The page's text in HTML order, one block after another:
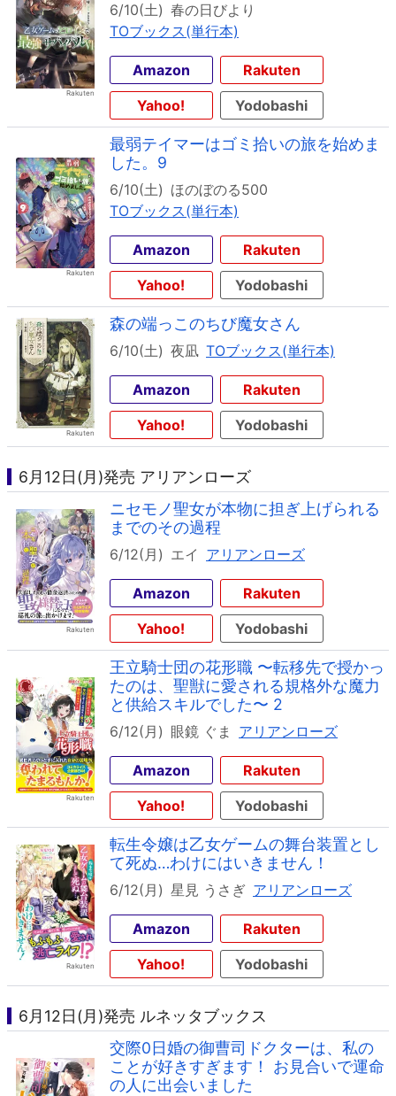
6/10(土) 春の日びより
TOブックス(単行本)
Amazon
Rakuten
Yahoo!
Yodobashi
最弱テイマーはゴミ拾いの旅を始めま
した。9
6/10(土) ほのぼのる500
TOブックス(単行本)
Amazon
Rakuten
Yahoo!
Yodobashi
森の端っこのちび魔女さん
6/10(土) 夜凪 TOブックス(単行本)
Amazon
Rakuten
Yahoo!
Yodobashi
6月12日(月)発売 アリアンローズ
ニセモノ聖女が本物に担ぎ上げられる
までのその過程
6/12(月) エイ アリアンローズ
Amazon
Rakuten
Yahoo!
Yodobashi
王立騎士団の花形職 〜転移先で授かっ
たのは、聖獣に愛される規格外な魔力
と供給スキルでした〜 2
6/12(月) 眼鏡 ぐま アリアンローズ
Amazon
Rakuten
Yahoo!
Yodobashi
転生令嬢は乙女ゲームの舞台装置とし
て死ぬ…わけにはいきません！
6/12(月) 星見 うさぎ アリアンローズ
Amazon
Rakuten
Yahoo!
Yodobashi
6月12日(月)発売 ルネッタブックス
交際0日婚の御曹司ドクターは、私の
ことが好きすぎます！ お見合いで運命
の人に出会いました